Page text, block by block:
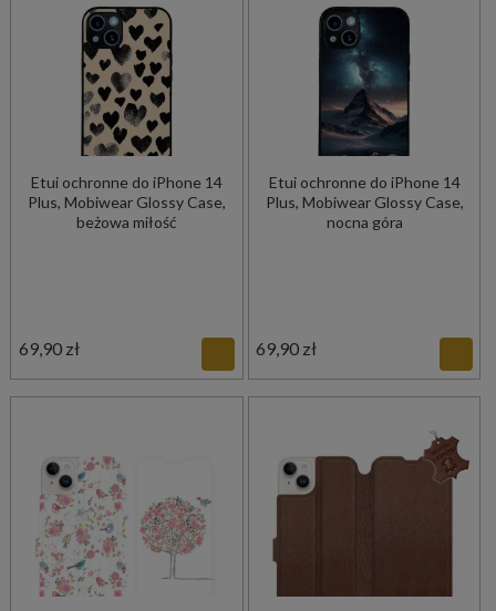
Etui ochronne do iPhone 14
Plus, Mobiwear Glossy Case,
beżowa miłość
69,90 zł
Etui ochronne do iPhone 14
Plus, Mobiwear Glossy Case,
nocna góra
69,90 zł